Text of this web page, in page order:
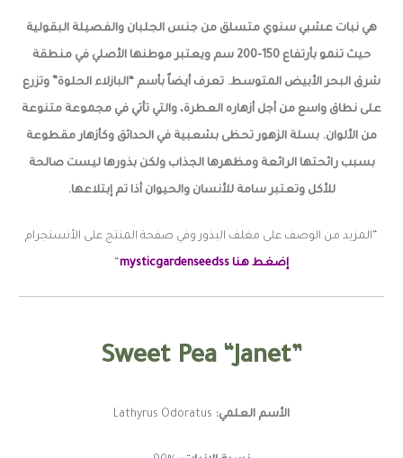
هي نبات عشبي سنوي متسلق من جنس الجلبان والفصيلة البقولية
حيث تنمو بأرتفاع 150-200 سم ويعتبر موطنها الأصلي في منطقة
شرق البحر الأبيض المتوسط. تعرف أيضاً بأسم “البازلاء الحلوة” وتزرع
على نطاق واسع من أجل أزهاره العطرة، والتي تأتي في مجموعة متنوعة
من الألوان. بسلة الزهور تحظى بشعبية في الحدائق وكأزهار مقطوعة
بسبب رائحتها الرائعة ومظهرها الجذاب ولكن بذورها ليست صالحة
للأكل وتعتبر سامة للأنسان والحيوان أذا تم إبتلاعها.
“المزيد من الوصف على مغلف البذور وفي صفحة المنتج على الأنستجرام
إضغط هنا mysticgardenseedss
Sweet Pea “Janet”
الأسم العلمي: